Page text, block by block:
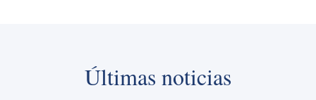
Últimas noticias